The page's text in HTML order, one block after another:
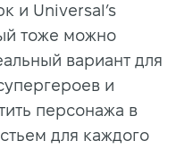
и Universal’s
тоже можно
вариант для
и
персонажа в
для каждого